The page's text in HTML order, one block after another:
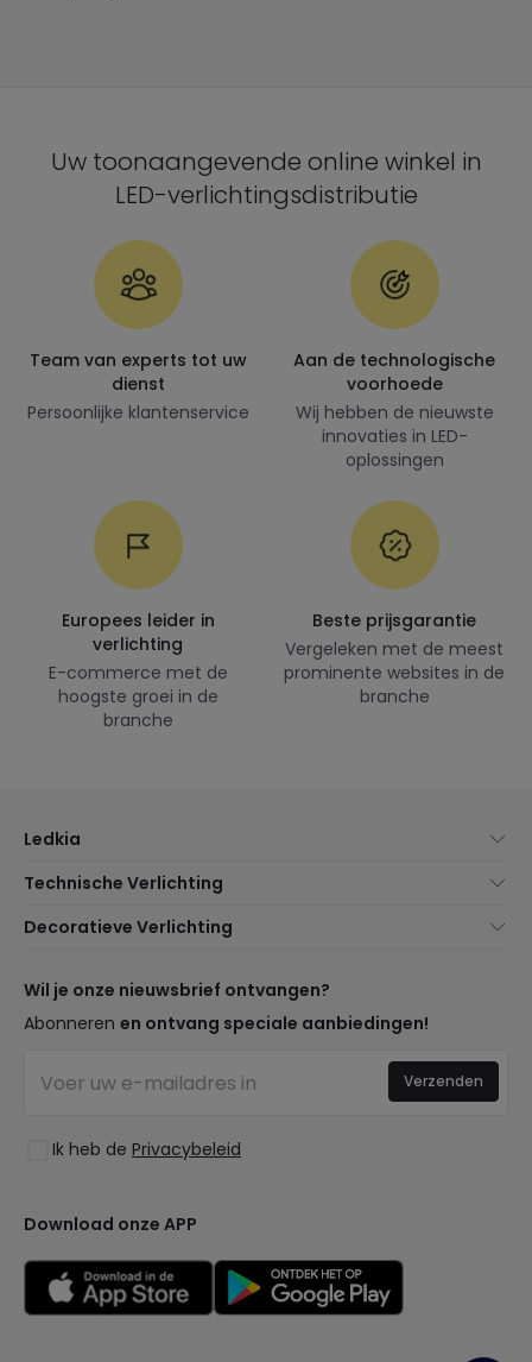
Uw toonaangevende online winkel in
LED-verlichtingsdistributie
Team van experts tot uw
dienst
Persoonlijke klantenservice
Aan de technologische
voorhoede
Wij hebben de nieuwste
innovaties in LED-
oplossingen
Europees leider in
verlichting
E-commerce met de
hoogste groei in de
branche
Beste prijsgarantie
Vergeleken met de meest
prominente websites in de
branche
Ledkia
Klantenservice
Verzendmethoden
Bent u een Professional?
Veelgestelde Vragen (FAQ)
Technische Verlichting
Merken
LED Besparingscalculator
Bedrijfsverlichting
Decoratieve Verlichting
Trends
Premium Decoratiemerken
Ruimtes
Collecties
Wil je onze nieuwsbrief ontvangen?
Abonneren en ontvang speciale aanbiedingen!
Ik heb de Privacybeleid
Verzenden
Download onze APP